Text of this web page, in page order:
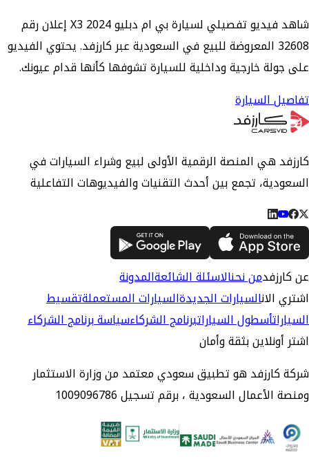
شاهد فيديو تفصيلي لسيارة بي ام دبليو X3 2024 إعلان رقم
32608 المعروضة للبيع في السعودية عبر كارزفد. يحتوي الفيديو
على جولة خارجية وداخلية للسيارة تشوفها كأنها قدام عيونك.
تفاصيل السيارة
كارزفد هي المنصة الرقمية الأولى لبيع وشراء السيارات في
السعودية، تجمع بين أحدث التقنيات والفيديوهات التفاعلية
عن كارزفدمن نحنالاسئلة الشائعةالمدونة
اشتري الانالسيارات الجديدةالسيارات المستعملةتقسيط
السياراتأسطول السياراتبرنامج الشركاءسياسة برنامج الشركاء
اشتر أونلاين بثقة وأمان
شركة كارزفد هو تطبيق سعودي معتمد من وزارة الاستثمار
ومنصة الأعمال السعودية ، برقم تسجيل 1009096786